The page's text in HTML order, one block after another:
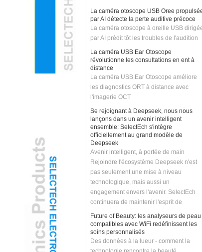
par AI détecte la perte auditive précoce
La caméra otoscope à oreille USB dirigée
par AI prédit tôt les troubles de l'audition
révolutionne les consultations en ent à
distance
La caméra USB Ear Otoscope améliore
les diagnostics ORT à distance avec
l'imagerie OCT
lançons dans un avenir intelligent
ensemble: SelectEch s'intègre
officiellement au grand modèle de
Deepseek
Avenir intelligent, à portée de main
Rejoindre l'écosystème Deepseek n'est
pas seulement une mise à niveau
technologique, mais aussi un
engagement envers l'avenir. SelectEch
continuera de maintenir l'esprit de
l'innovation, d'autonomiser le
développement des entreprises avec la
technologie de l'IA et d'amener les clients
des solutions plus intelligentes et plus
efficaces. Rejoignons les mains de
compatibles avec WiFi redéfinissent les
soins personnalisés
Des données à la lueur - comment la
technologie rencontre la beauté